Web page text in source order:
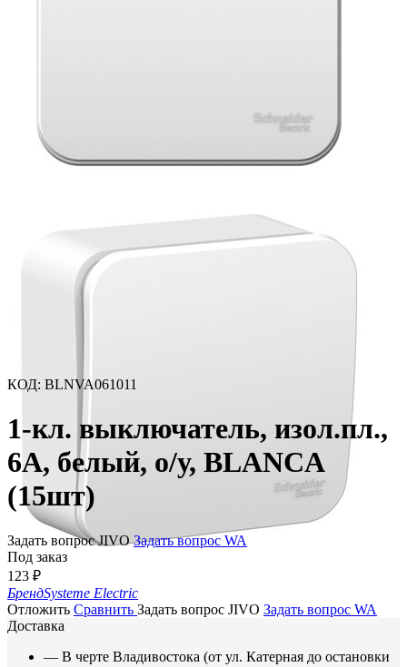
КОД: BLNVA061011
1-кл. выключатель, изол.пл.,
6А, белый, о/у, BLANCA
(15шт)
Задать вопрос JIVO Задать вопрос WA
Под заказ
123 ₽
БрендSysteme Electric
Отложить Сравнить Задать вопрос JIVO Задать вопрос WA
Доставка
— В черте Владивостока (от ул. Катерная до остановки